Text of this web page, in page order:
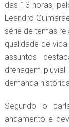
das 13 horas,
Leandro
série de temas
qualidade de
assuntos
drenagem
demanda
Segundo o
andamento e